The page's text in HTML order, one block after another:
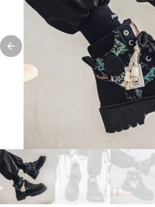
Previous slide